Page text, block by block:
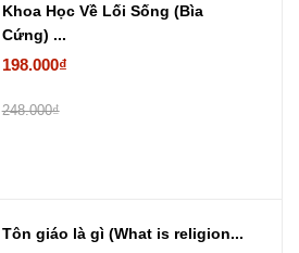
Khoa Học Về Lối Sống (Bìa
Cứng) ...
198.000₫
248.000₫
Tôn giáo là gì (What is religion...